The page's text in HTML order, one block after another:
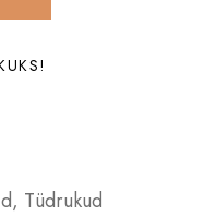
, Tüdrukud